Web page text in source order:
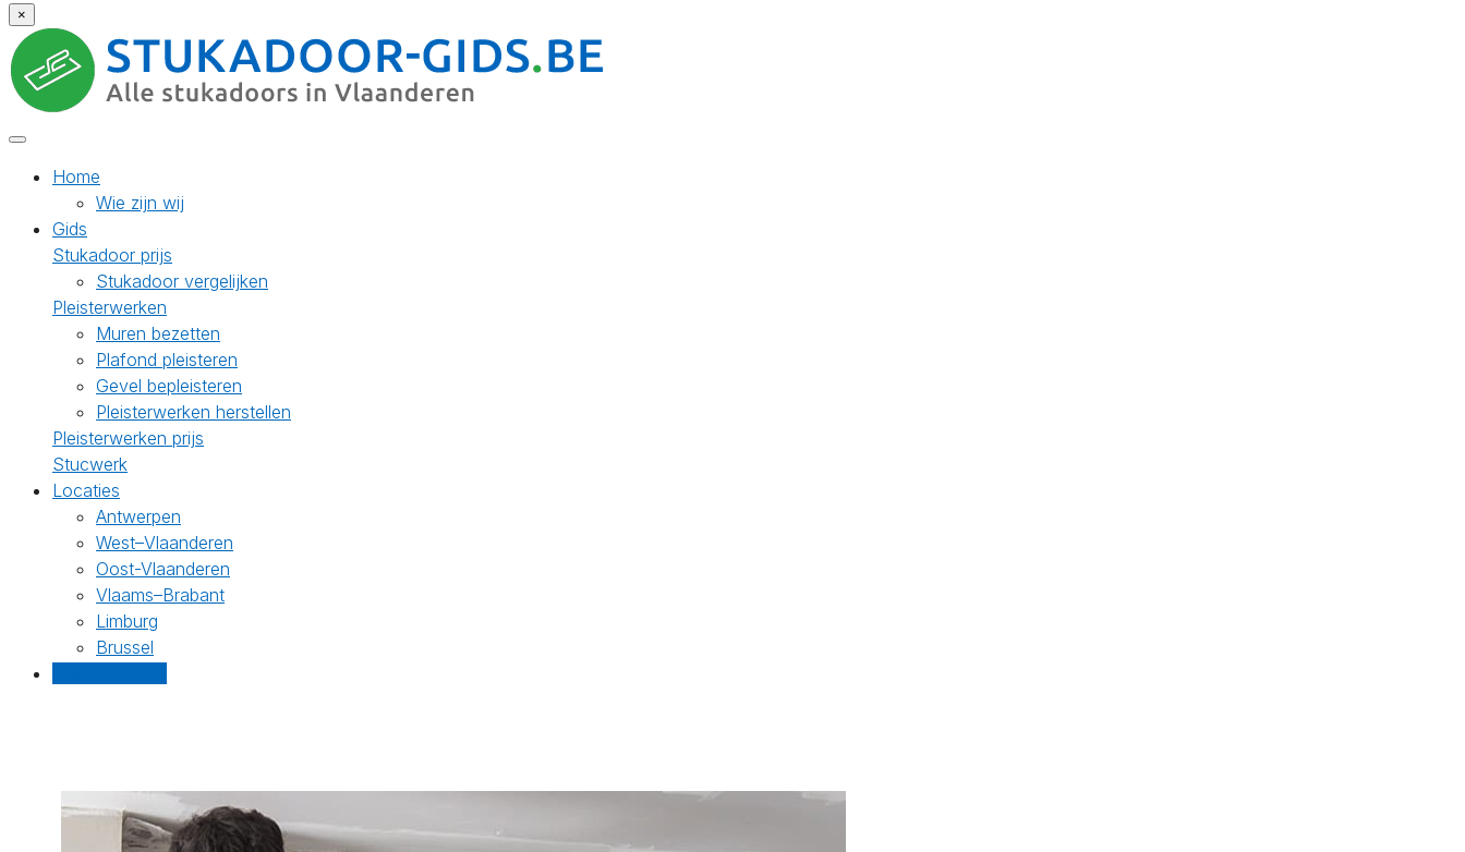
×
Home
Wie zijn wij
Gids
Stukadoor prijs
Stukadoor vergelijken
Pleisterwerken
Muren bezetten
Plafond pleisteren
Gevel bepleisteren
Pleisterwerken herstellen
Pleisterwerken prijs
Stucwerk
Locaties
Antwerpen
West–Vlaanderen
Oost-Vlaanderen
Vlaams–Brabant
Limburg
Brussel